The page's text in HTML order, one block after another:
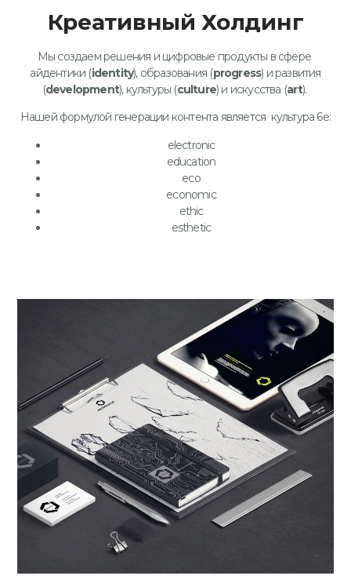
Креативный Холдинг
Мы создаем решения и цифровые продукты в сфере
айдентики (identity), образования (progress) и развития
(development), культуры (culture) и искусства (art).
Нашей формулой генерации контента является культура 6e:
electronic
education
eco
economic
ethic
esthetic